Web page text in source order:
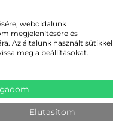
ugyan az ipari
de az irodai
teheti. BMP, JPEG és
így egy eszközzel
az
igényekre szabott
weboldalunk
megjelenítésére és
Az általunk használt sütikkel
meg a beállításokat.
Elutasítom